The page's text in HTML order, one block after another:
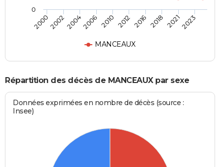
MANCEAUX
2000200220042006 2010 2012 2016 2018 20212023
0
Répartition des décès de MANCEAUX par sexe
Données exprimées en nombre de décès (source :
Insee)